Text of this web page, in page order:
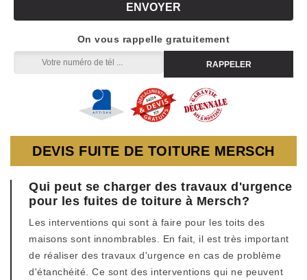
On vous rappelle gratuitement
DEVIS FUITE DE TOITURE MERSCH
Qui peut se charger des travaux d'urgence
pour les fuites de toiture à Mersch?
Les interventions qui sont à faire pour les toits des
maisons sont innombrables. En fait, il est très important
de réaliser des travaux d'urgence en cas de problème
d'étanchéité. Ce sont des interventions qui ne peuvent